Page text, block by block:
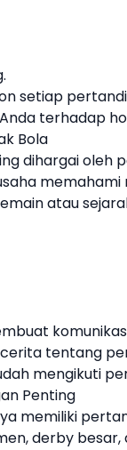
setiap
terhadap
Bola
dihargai oleh
memahami
atau
tentang
mengikuti
Penting
memiliki
derby besar,